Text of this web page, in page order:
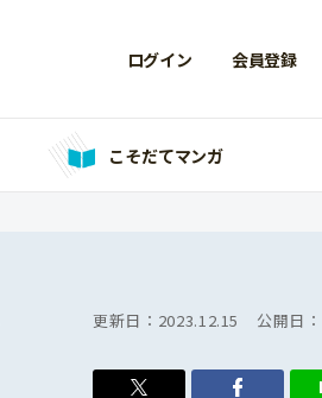
ログイン 会員登録
こそだてマンガ
更新日： 2023.12.15 公開日：